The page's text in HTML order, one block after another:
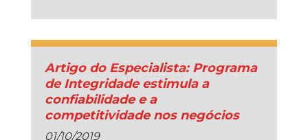
Artigo do Especialista: Programa
de Integridade estimula a
confiabilidade e a
competitividade nos negócios
01/10/2019